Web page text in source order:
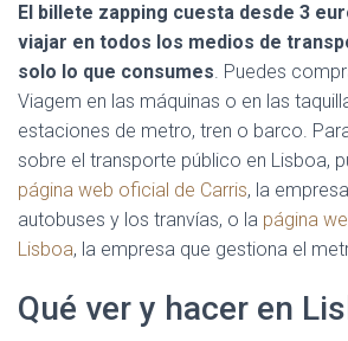
El billete zapping cuesta desde 3
viajar en todos los medios de
solo lo que consumes. Puedes
Viagem en las máquinas o en las
estaciones de metro, tren o barco.
sobre el transporte público en Lisboa,
página web oficial de Carris, la
autobuses y los tranvías, o la página
Lisboa, la empresa que gestiona el
Qué ver y hacer en